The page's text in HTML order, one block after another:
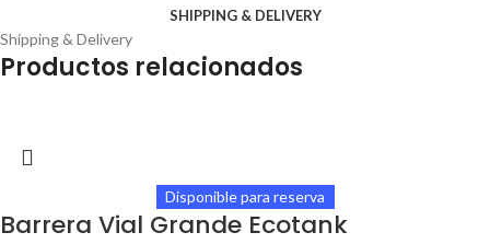
SHIPPING & DELIVERY
Shipping & Delivery
Productos relacionados
Disponible para reserva
Barrera Vial Grande Ecotank